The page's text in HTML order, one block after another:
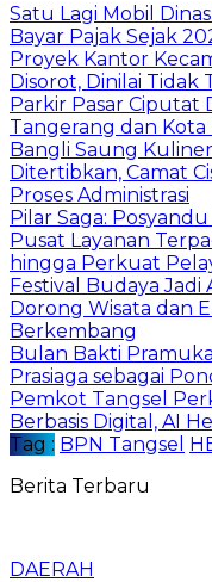
Satu Lagi Mobil
Bayar Pajak Sejak
Proyek Kantor
Disorot, Dinilai Tidak
Parkir Pasar Ciputat
Tangerang dan
Bangli Saung
Ditertibkan, Camat
Proses Administrasi
Pilar Saga:
Pusat Layanan
hingga Perkuat
Festival Budaya Jadi
Dorong Wisata dan
Berkembang
Bulan Bakti
Prasiaga sebagai
Pemkot Tangsel
Berbasis Digital, AI
Tag : BPN Tangsel
Berita Terbaru
DAERAH